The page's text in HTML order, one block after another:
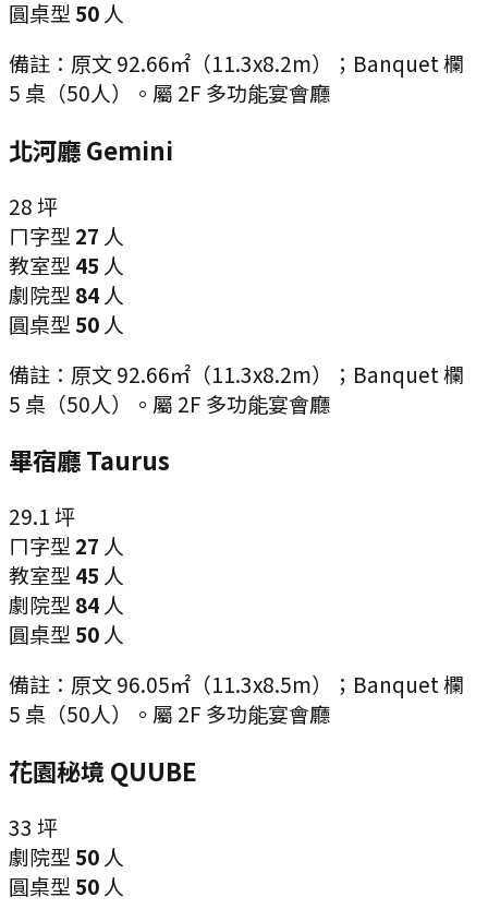
圓桌型 50人
備註： 原文 92.66㎡（11.3x8.2m）；Banquet 欄
5 桌（50人）。屬 2F 多功能宴會廳
北河廳 Gemini
28坪
ㄇ字型 27 人
教室型 45 人
劇院型 84 人
圓桌型 50 人
備註： 原文 92.66㎡（11.3x8.2m）；Banquet 欄
5 桌（50人）。屬 2F 多功能宴會廳
畢宿廳 Taurus
29.1坪
ㄇ字型 27 人
教室型 45 人
劇院型 84 人
圓桌型 50 人
備註： 原文 96.05㎡（11.3x8.5m）；Banquet 欄
5 桌（50人）。屬 2F 多功能宴會廳
花園秘境 QUUBE
33 坪
劇院型 50 人
圓桌型 50 人